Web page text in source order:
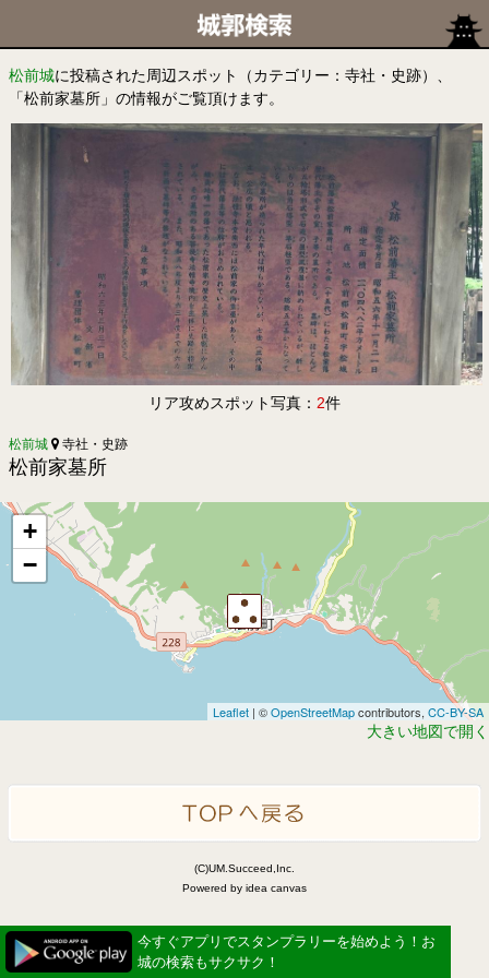
松前城に投稿された周辺スポット（カテゴリー：寺社・史跡）、
「松前家墓所」の情報がご覧頂けます。
リア攻めスポット写真： 2件
松前城 寺社・史跡
松前家墓所
+
−
Leaflet | ©OpenStreetMapcontributors, CC-BY-SA
大きい地図で開く
(C)UM.Succeed,Inc.
Powered by idea canvas
今すぐアプリでスタンプラリーを始めよう！お
城の検索もサクサク！